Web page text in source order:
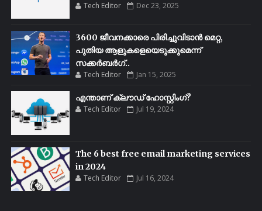
Tech Editor Dec 23, 2025
3600 ജീവനക്കാരെ പിരിച്ചുവിടാൻ മെറ്റ,
പുതിയ ആളുകളെയെടുക്കുമെന്ന്
സക്കർബർഗ്..
Tech Editor Jan 15, 2025
എന്താണ് ക്ലൗഡ് ഹോസ്റ്റിംഗ്?
Tech Editor Jul 19, 2024
The 6 best free email marketing services
in 2024
Tech Editor Jul 16, 2024